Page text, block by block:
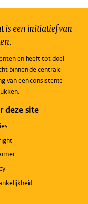
is een initiatief van
en heeft tot doel
binnen de centrale
van een consistente
deze site